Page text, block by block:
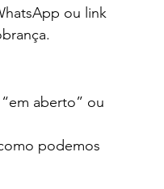
ou link
aberto” ou
podemos